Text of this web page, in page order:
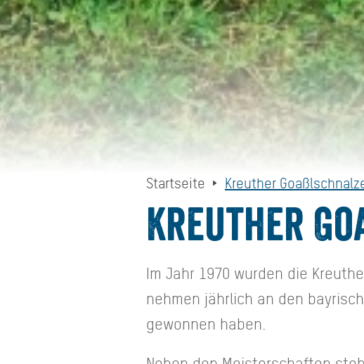
Startseite Kreuther
Kreuther
Im Jahr 1970 wurden die
nehmen jährlich an den
gewonnen haben.